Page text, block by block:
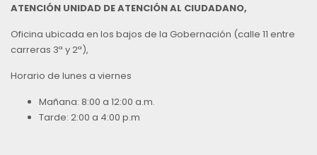
ATENCIÓN UNIDAD DE ATENCIÓN AL CIUDADANO,
Oficina ubicada en los bajos de la Gobernación (calle 11 entre
carreras 3ª y 2ª),
Horario de lunes a viernes
Mañana: 8:00 a 12:00 a.m.
Tarde: 2:00 a 4:00 p.m